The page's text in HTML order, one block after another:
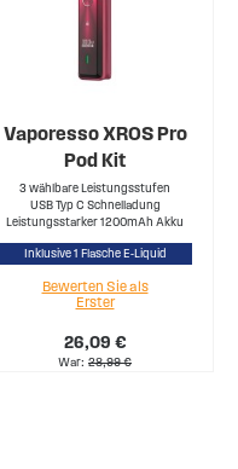
Vaporesso XROS Pro
Pod Kit
3 wählbare Leistungsstufen
USB Typ C Schnelladung
Leistungsstarker 1200mAh Akku
Inklusive 1 Flasche E-Liquid
26,09 €
War 28,99 €
Bewerten Sie als
Erster